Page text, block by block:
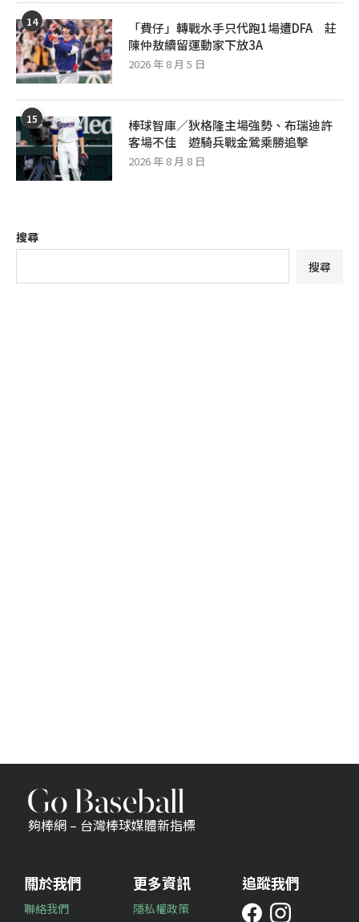
14
「費仔」轉戰水手只代跑1場遭DFA 莊
陳仲敖續留運動家下放3A
2026 年 8 月 5 日
15
棒球智庫／狄格隆主場強勢、布瑞迪許
客場不佳 遊騎兵戰金鶯乘勝追擊
2026 年 8 月 8 日
搜尋
搜尋
夠棒網 – 台灣棒球媒體新指標
關於我們
聯絡我們
更多資訊
隱私權政策
追蹤我們